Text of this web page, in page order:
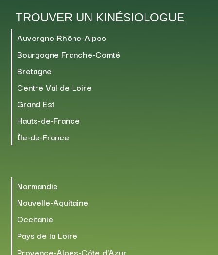
TROUVER UN KINÉSIOLOGUE
Auvergne-Rhône-Alpes
Bourgogne Franche-Comté
Bretagne
Centre Val de Loire
Grand Est
Hauts-de-France
Île-de-France
Normandie
Nouvelle-Aquitaine
Occitanie
Pays de la Loire
Provence-Alpes-Côte d’Azur